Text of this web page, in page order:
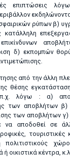
επιπτώσεις
ρύπων β)
κατάλληλη
δ) εκπομπών
από την άλλη
θέσης
π.χ. λόγω : α)
των αποβλήτων β)
των αποβλήτων
να αποδοθεί σε
τουριστικές
πολιτιστικούς
οικιστικά κέντρα,